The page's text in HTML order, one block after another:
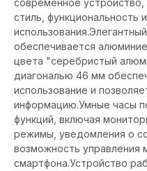
современное
стиль, функциональность
обеспечивается
цвета "серебристый
диагональю 46 мм
использование и
информацию.Умные часы
функций, включая
режимы, уведомления о
возможность управления
смартфона.Устройство